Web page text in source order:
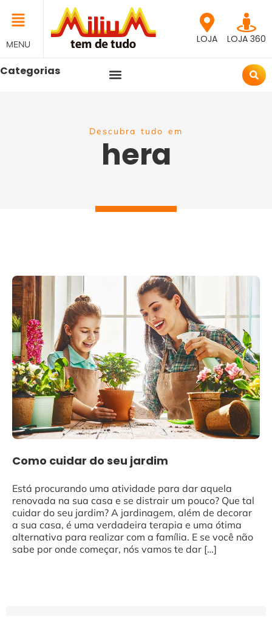
MENU LOJA LOJA 360
Categorias
Descubra tudo em
hera
Como cuidar do seu jardim
Está procurando uma atividade para dar aquela
renovada na sua casa e se distrair um pouco? Que tal
cuidar do seu jardim? A jardinagem, além de decorar
a sua casa, é uma verdadeira terapia e uma ótima
alternativa para realizar com a família. E se você não
sabe por onde começar, nós vamos te dar […]